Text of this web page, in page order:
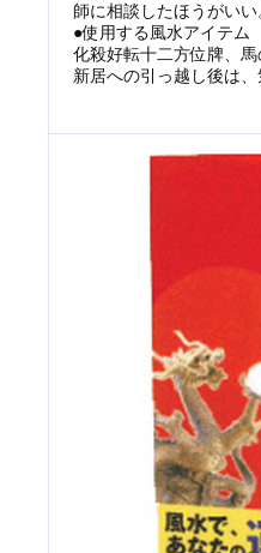
師に相談したほうがいい
●使用する風水アイテム
化殺好転十二方位牌、
新居への引っ越し後は